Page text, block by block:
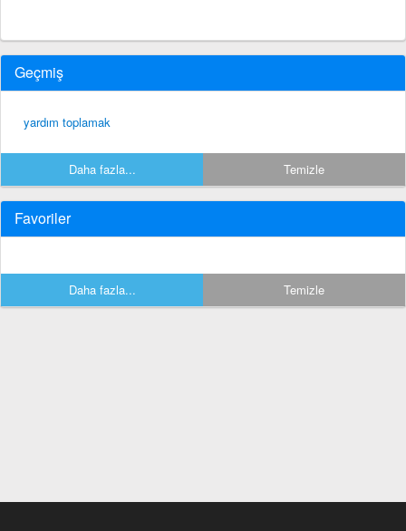
Geçmiş
yardım toplamak
Daha fazla... Temizle
Favoriler
Daha fazla... Temizle